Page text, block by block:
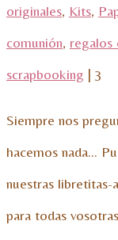
originales, Kits,
comunión, regalos
scrapbooking | 3
Siempre nos
hacemos nada…
nuestras libretitas-
para todas